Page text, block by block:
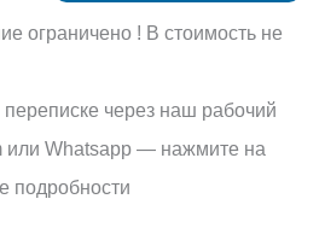
ограничено ! В стоимость не
через наш рабочий
или Whatsapp — нажмите на
подробности